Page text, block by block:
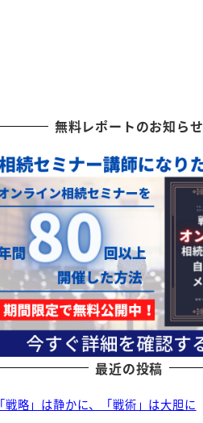
無料レポートのお知らせ
最近の投稿
「戦略」は静かに、「戦術」は大胆に